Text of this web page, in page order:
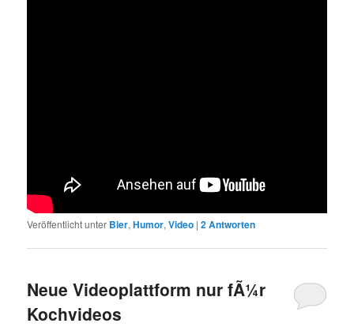
Veröffentlicht unter Bier,Humor,Video |2Antworten
Neue Videoplattform nur fÃ¼r
Kochvideos